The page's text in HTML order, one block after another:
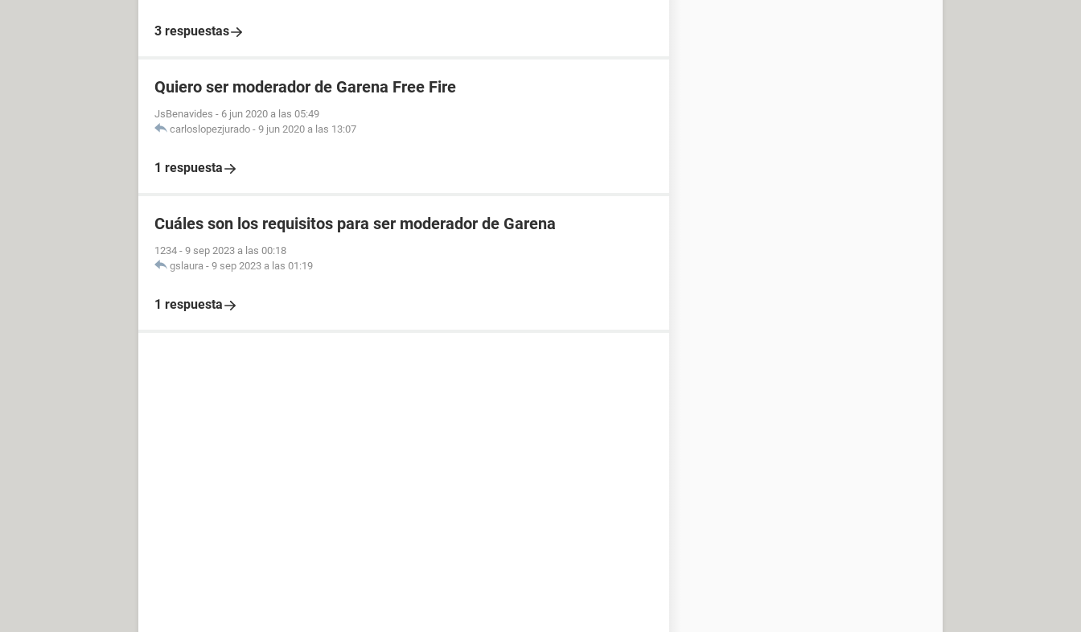
3 respuestas
Quiero ser moderador de Garena Free Fire
JsBenavides - 6 jun 2020 a las 05:49
carloslopezjurado - 9 jun 2020 a las 13:07
1 respuesta
Cuáles son los requisitos para ser moderador de Garena
1234 - 9 sep 2023 a las 00:18
gslaura - 9 sep 2023 a las 01:19
1 respuesta